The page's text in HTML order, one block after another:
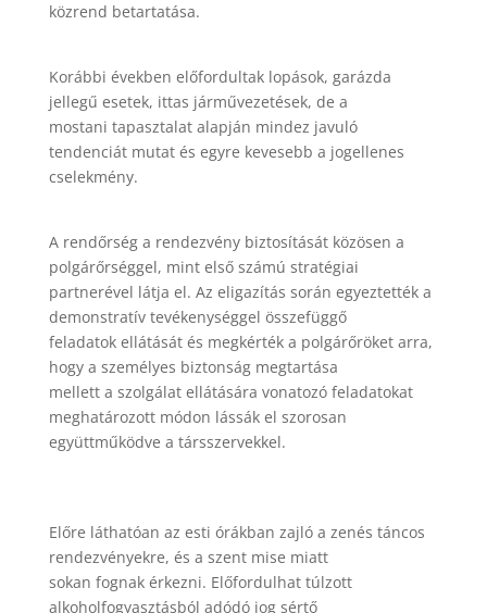
közrend betartatása.
Korábbi években előfordultak lopások, garázda
jellegű esetek, ittas járművezetések, de a
mostani tapasztalat alapján mindez javuló
tendenciát mutat és egyre kevesebb a jogellenes
cselekmény.
A rendőrség a rendezvény biztosítását közösen a
polgárőrséggel, mint első számú stratégiai
partnerével látja el. Az eligazítás során egyeztették a
demonstratív tevékenységgel összefüggő
feladatok ellátását és megkérték a polgárőröket arra,
hogy a személyes biztonság megtartása
mellett a szolgálat ellátására vonatozó feladatokat
meghatározott módon lássák el szorosan
együttműködve a társszervekkel.
Előre láthatóan az esti órákban zajló a zenés táncos
rendezvényekre, és a szent mise miatt
sokan fognak érkezni. Előfordulhat túlzott
alkoholfogyasztásból adódó jog sértő